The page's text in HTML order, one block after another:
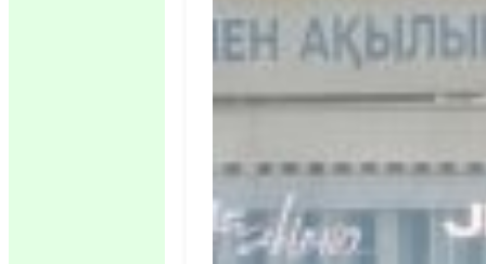
Processed with VSCO with